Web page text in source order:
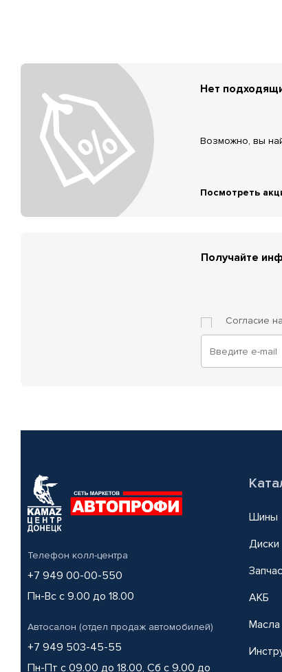
Нет
Возможно, вы
Посмотреть
Получайте
Согласие
Телефон колл-центра
+7 949 00-00-550
Пн-Вс с 9.00 до 18.00
Автосалон (отдел продаж автомобилей)
+7 949 503-45-55
Пн-Пт с 09.00 до 18.00, Сб с 9.00 до
Шины
Диски
АКБ
Масла